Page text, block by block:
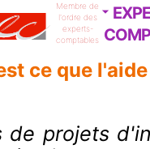
Membre de
l'ordre des
experts-
comptables
ce que
de projets